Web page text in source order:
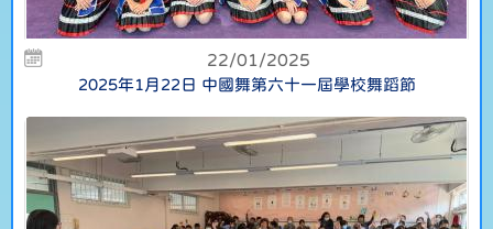
22/01/2025
2025年1月22日 中國舞第六十一屆學校舞蹈節